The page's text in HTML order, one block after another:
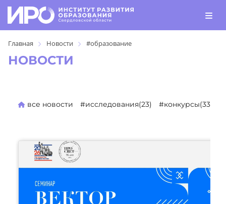
Главная Новости #образование
НОВОСТИ
все новости #исследования(23) #конкурсы(330)